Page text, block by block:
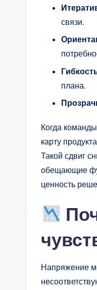
связи.
плана.
Когда
карту
Такой сдвиг
обещающие
ценность
Напряжение